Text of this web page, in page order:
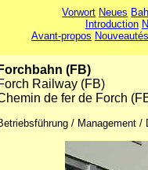
Vorwort Neues
Introduction
Avant-propos Nouveautés
Forchbahn (FB)
Railway (FB)
de fer de Forch
/ Management